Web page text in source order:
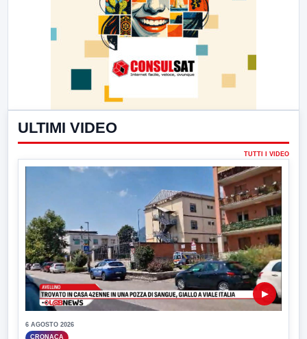
ULTIMI VIDEO
TUTTI I VIDEO
▶
6 AGOSTO 2026
CRONACA